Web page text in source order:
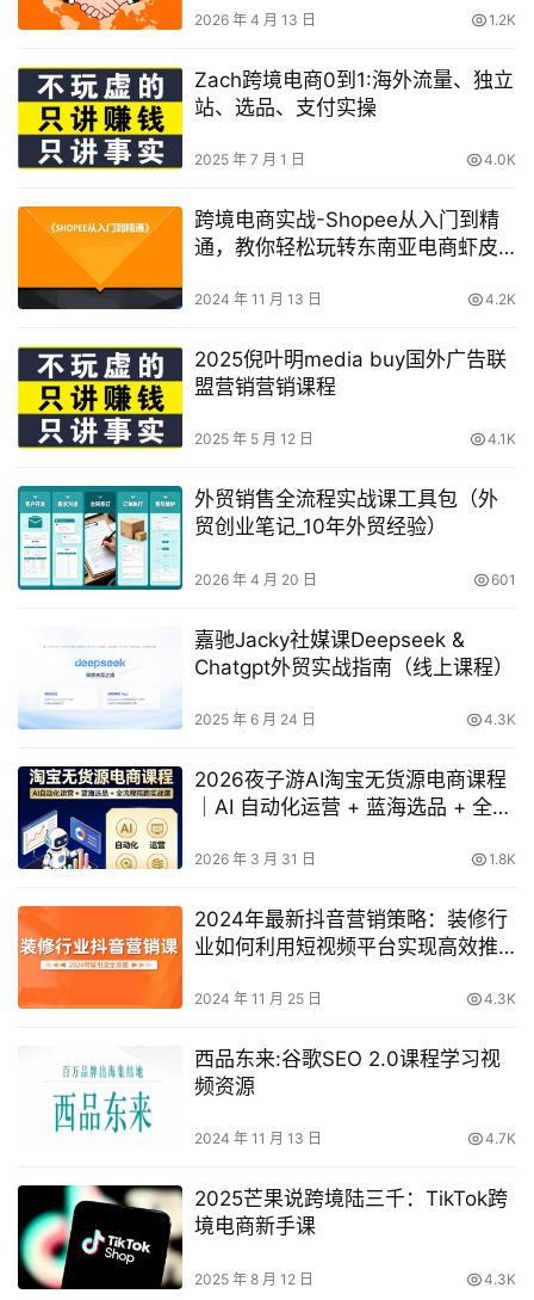
2026 年 4 月 13 日 1.2K
Zach跨境电商0到1:海外流量、独立
站、选品、支付实操
2025 年 7 月 1 日 4.0K
跨境电商实战-Shopee从入门到精
通，教你轻松玩转东南亚电商虾皮
2024 年 11 月 13 日 4.2K
2025倪叶明media buy国外广告联
盟营销营销课程
2025 年 5 月 12 日 4.1K
外贸销售全流程实战课工具包（外
贸创业笔记_10年外贸经验）
2026 年 4 月 20 日 601
嘉驰Jacky社媒课Deepseek &
Chatgpt外贸实战指南（线上课程）
2025 年 6 月 24 日 4.3K
2026夜子游AI淘宝无货源电商课程
｜AI 自动化运营 + 蓝海选品 + 全流
2026 年 3 月 31 日 1.8K
2024年最新抖音营销策略：装修行
业如何利用短视频平台实现高效推
2024 年 11 月 25 日 4.3K
西品东来:谷歌SEO 2.0课程学习视
频资源
2024 年 11 月 13 日 4.7K
2025芒果说跨境陆三千：TikTok跨
境电商新手课
2025 年 8 月 12 日 4.3K